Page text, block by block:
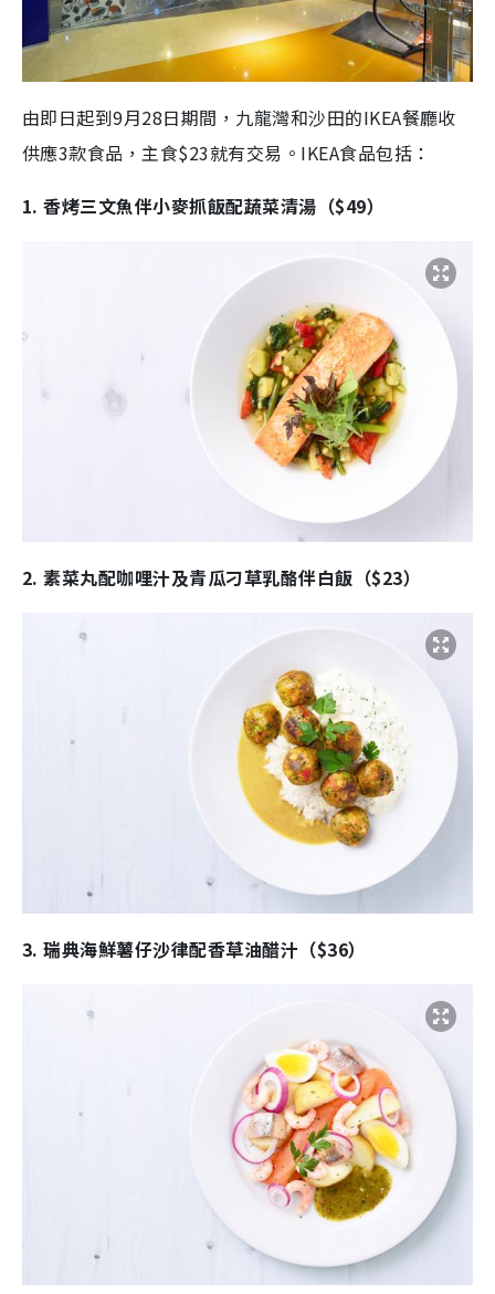
由即日起到9月28日期間，九龍灣和沙田的IKEA餐廳收
供應3款食品，主食$23就有交易。IKEA食品包括：
1. 香烤三文魚伴小麥抓飯配蔬菜清湯（$49）
2. 素菜丸配咖哩汁及青瓜刁草乳酪伴白飯（$23）
3. 瑞典海鮮薯仔沙律配香草油醋汁（$36）